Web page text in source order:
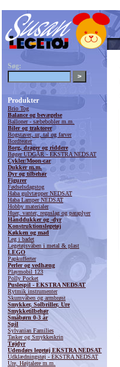
Søg:
Produkter
Brio Tog
Balance og bevægelse
Balloner - sæbebobler m.m.
Biler og traktorer
Bogstaver, ur, tal og farver
Bordteater
Borg, drager og riddere
Bøger UDGÅR - EKSTRA NEDSAT
Cykler/Moon-car
Dukker m.m.
Dyr og tilbehør
Figurer
Fødselsdagstog
Haba gulvtæpper NEDSAT
Haba Lamper NEDSAT
Hobby materialer
Huer, vanter, regnslag og paraplyer
Hånddukker og -dyr
Konstruktionslegetøj
Køkken og mad
Leg i badet
Legetøjsvåben i metal & plast
LEGO
Papkufferter
Perler og vedhæng
Playmobil 123
Polly Pocket
Puslespil - EKSTRA NEDSAT
Rytmik instrumenter
Skumvåben og armbrøst
Smykker, Solbriller, Ure
Smykketilbehør
Småbørn 0-3 år
Spil
Sylvanian Families
Tasker og Smykkeskrin
Tøjdyr
Udendørs legetøj EKSTRA NEDSAT
Udklædningstøj - EKSTRA NEDSAT
Ure, Højtalere m.m.